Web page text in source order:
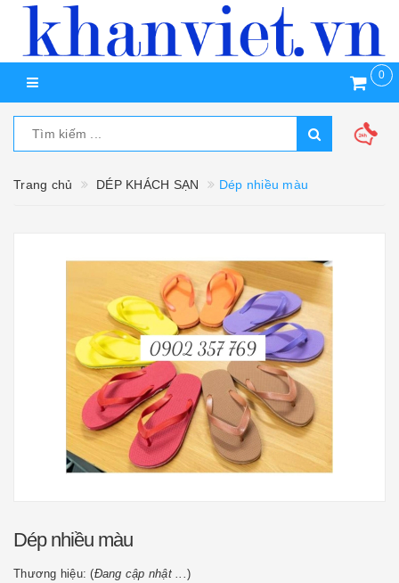
0
Trang chủ DÉP KHÁCH SẠN Dép nhiều màu
Dép nhiều màu
Thương hiệu: (Đang cập nhật ...)